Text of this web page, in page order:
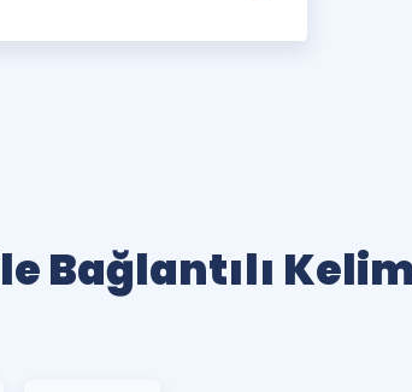
Bağlantılı